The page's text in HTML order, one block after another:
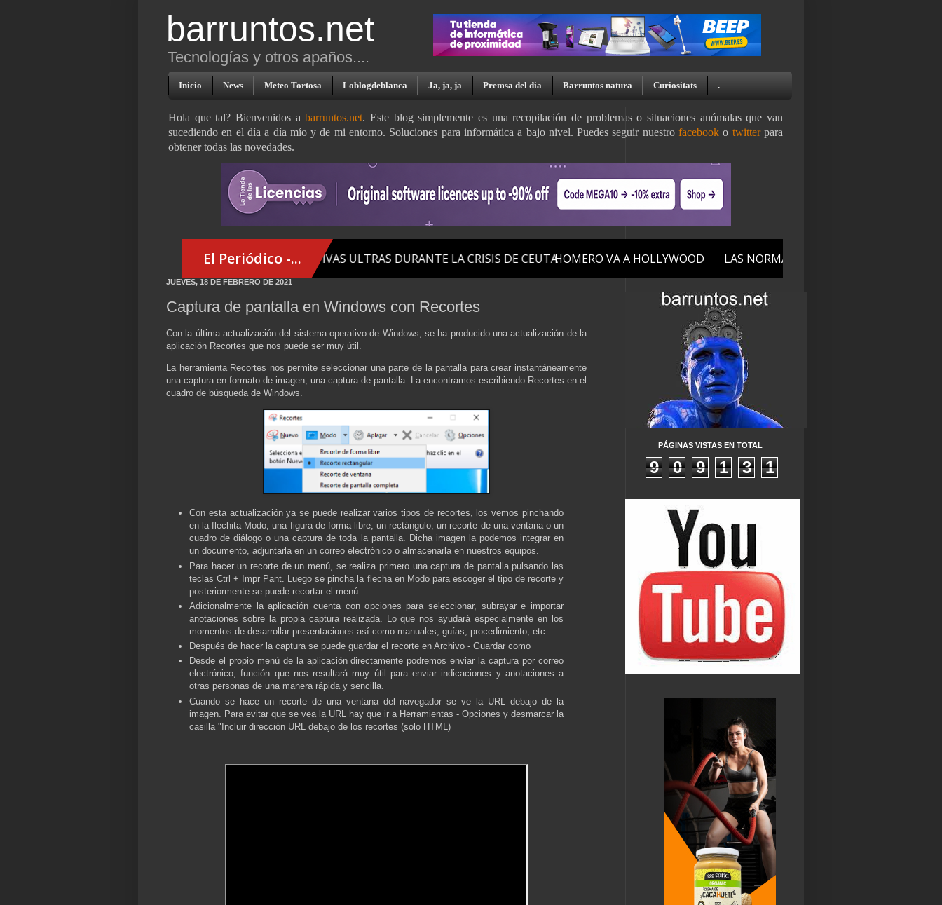
barruntos.net
Tecnologías y otros apaños....
Inicio News Meteo Tortosa Loblogdeblanca Ja, ja, ja Premsa del dia Barruntos natura Curiositats .
Hola que tal? Bienvenidos abarruntos.net. Este blog simplemente es una recopilación de problemas o situaciones anómalas que van
sucediendo en el día a día mío y de mi entorno. Soluciones para informática a bajo nivel. Puedes seguir nuestrofacebook o twitterpara
obtener todas las novedades.
JUEVES, 18 DE FEBRERO DE 2021
Captura de pantalla en Windows con Recortes
Con la última actualización del sistema operativo de Windows, se ha producido una actualización de la
aplicación Recortes que nos puede ser muy útil.
La herramienta Recortes nos permite seleccionar una parte de la pantalla para crear instantáneamente
una captura en formato de imagen; una captura de pantalla. La encontramos escribiendo Recortes en el
cuadro de búsqueda de Windows.
Con esta actualización ya se puede realizar varios tipos de recortes, los vemos pinchando
en la flechita Modo; una figura de forma libre, un rectángulo, un recorte de una ventana o un
cuadro de diálogo o una captura de toda la pantalla. Dicha imagen la podemos integrar en
un documento, adjuntarla en un correo electrónico o almacenarla en nuestros equipos.
Para hacer un recorte de un menú, se realiza primero una captura de pantalla pulsando las
teclas Ctrl + Impr Pant. Luego se pincha la flecha en Modo para escoger el tipo de recorte y
posteriormente se puede recortar el menú.
Adicionalmente la aplicación cuenta con opciones para seleccionar, subrayar e importar
anotaciones sobre la propia captura realizada. Lo que nos ayudará especialmente en los
momentos de desarrollar presentaciones así como manuales, guías, procedimiento, etc.
Después de hacer la captura se puede guardar el recorte en Archivo - Guardar como
Desde el propio menú de la aplicación directamente podremos enviar la captura por correo
electrónico, función que nos resultará muy útil para enviar indicaciones y anotaciones a
otras personas de una manera rápida y sencilla.
Cuando se hace un recorte de una ventana del navegador se ve la URL debajo de la
imagen. Para evitar que se vea la URL hay que ir a Herramientas - Opciones y desmarcar la
casilla "Incluir dirección URL debajo de los recortes (solo HTML)
PÁGINAS VISTAS EN TOTAL
9 0 9 1 3 1